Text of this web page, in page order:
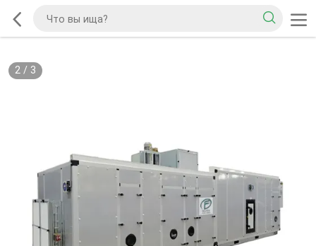
2/ 3